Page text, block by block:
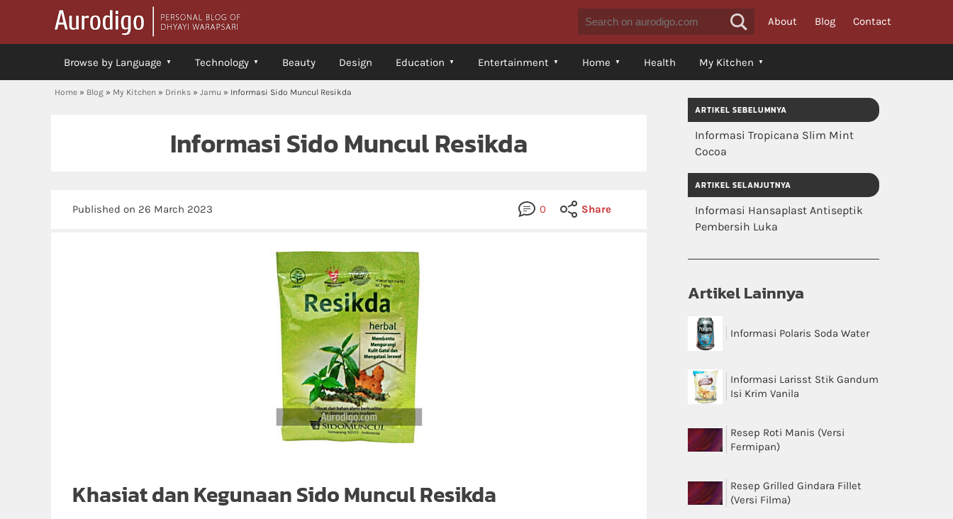
About Blog Contact
Browse by Language Technology Beauty Design Education Entertainment Home Health My Kitchen
Home » Blog » My Kitchen » Drinks » Jamu » Informasi Sido Muncul Resikda
Informasi Sido Muncul Resikda
0 Share
Published on 26 March 2023
Khasiat dan Kegunaan Sido Muncul Resikda
ARTIKEL SEBELUMNYA
Informasi Tropicana Slim Mint
Cocoa
ARTIKEL SELANJUTNYA
Informasi Hansaplast Antiseptik
Pembersih Luka
Artikel Lainnya
Informasi Polaris Soda Water
Informasi Larisst Stik Gandum
Isi Krim Vanila
Resep Roti Manis (Versi
Fermipan)
Resep Grilled Gindara Fillet
(Versi Filma)